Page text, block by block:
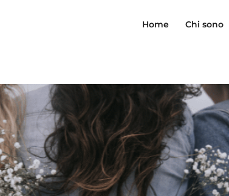
Home Chi sono